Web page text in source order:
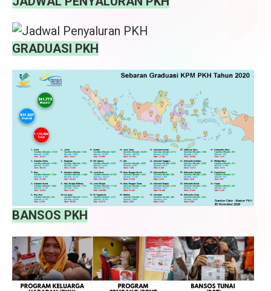
GRADUASI PKH
BANSOS PKH